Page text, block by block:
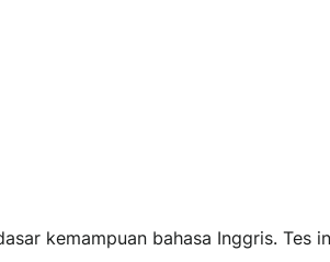
kemampuan bahasa Inggris. Tes